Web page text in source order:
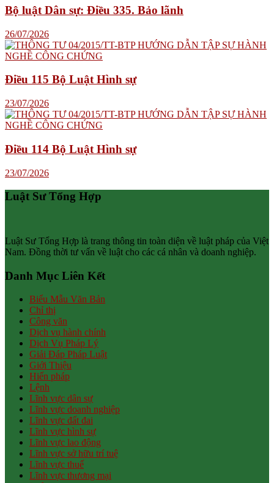
Bộ luật Dân sự: Điều 335. Bảo lãnh
26/07/2026
Điều 115 Bộ Luật Hình sự
23/07/2026
Điều 114 Bộ Luật Hình sự
23/07/2026
Luật Sư Tổng Hợp
Luật Sư Tổng Hợp là trang thông tin toàn diện về luật pháp của Việt
Nam. Đồng thời tư vấn về luật cho các cá nhân và doanh nghiệp.
Danh Mục Liên Kết
Biểu Mẫu Văn Bản
Chỉ thị
Công văn
Dịch vụ hành chính
Dịch Vụ Pháp Lý
Giải Đáp Pháp Luật
Giới Thiệu
Hiến pháp
Lệnh
Lĩnh vực dân sự
Lĩnh vực doanh nghiệp
Lĩnh vực đất đai
Lĩnh vực hình sự
Lĩnh vực lao động
Lĩnh vực sở hữu trí tuệ
Lĩnh vực thuế
Lĩnh vực thương mại